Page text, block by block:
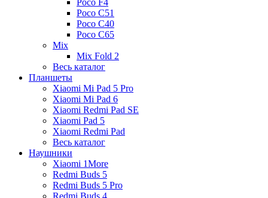
Poco F4
Poco C51
Poco C40
Poco C65
Mix
Mix Fold 2
Весь каталог
Планшеты
Xiaomi Mi Pad 5 Pro
Xiaomi Mi Pad 6
Xiaomi Redmi Pad SE
Xiaomi Pad 5
Xiaomi Redmi Pad
Весь каталог
Наушники
Xiaomi 1More
Redmi Buds 5
Redmi Buds 5 Pro
Redmi Buds 4